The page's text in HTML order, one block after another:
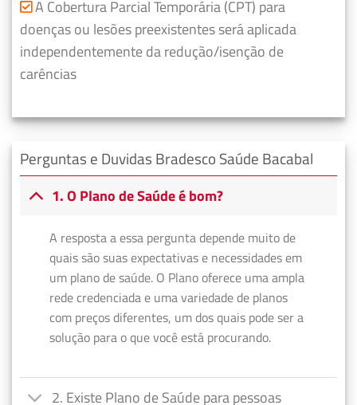
A Cobertura Parcial Temporária (CPT) para
doenças ou lesões preexistentes será aplicada
independentemente da redução/isenção de
carências
Perguntas e Duvidas Bradesco Saúde Bacabal
1. O Plano de Saúde é bom?
A resposta a essa pergunta depende muito de
quais são suas expectativas e necessidades em
um plano de saúde. O Plano oferece uma ampla
rede credenciada e uma variedade de planos
com preços diferentes, um dos quais pode ser a
solução para o que você está procurando.
2. Existe Plano de Saúde para pessoas